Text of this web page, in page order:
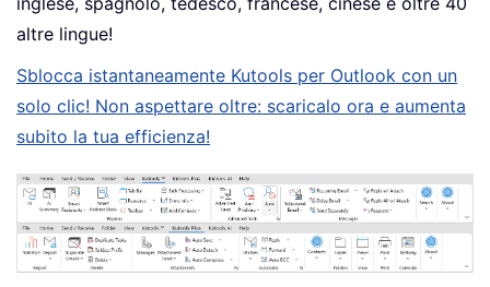
altre lingue!
Sblocca istantaneamente Kutools per Outlook con un
solo clic! Non aspettare oltre: scaricalo ora e aumenta
subito la tua efficienza!